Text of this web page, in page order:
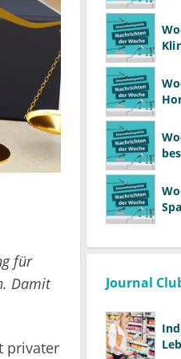
für
Damit
privater
Journal